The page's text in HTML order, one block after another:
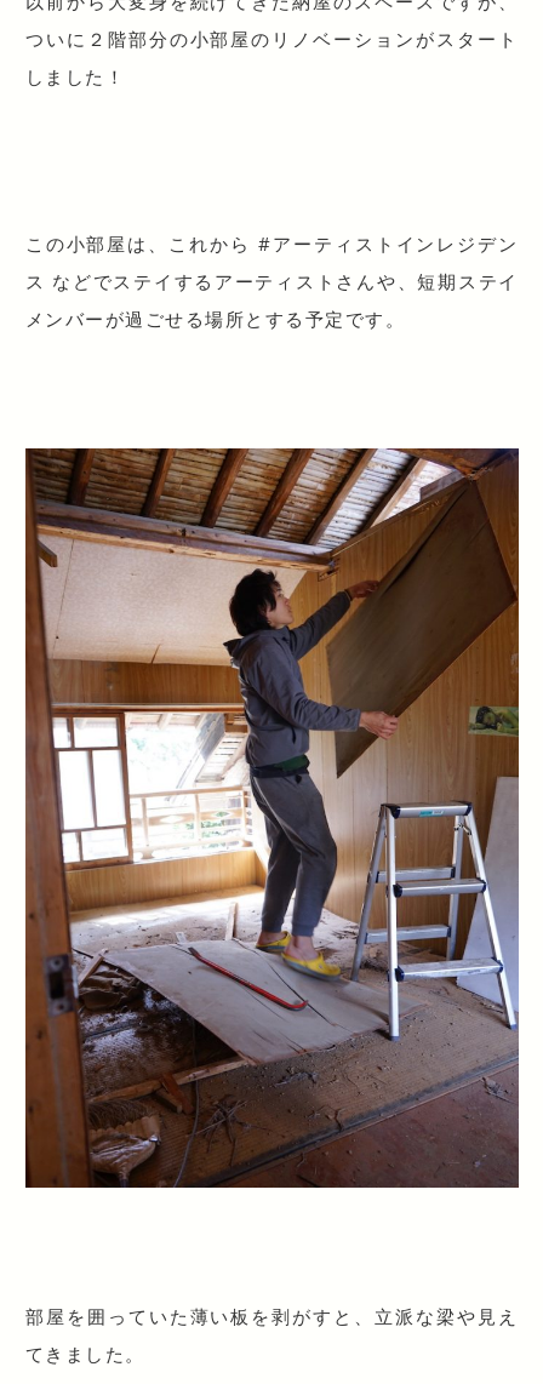
ついに２階部分の小部屋のリノベーションがスタート
しました！
この小部屋は、これから #アーティストインレジデン
ス などでステイするアーティストさんや、短期ステイ
メンバーが過ごせる場所とする予定です。
部屋を囲っていた薄い板を剥がすと、立派な梁や見え
てきました。